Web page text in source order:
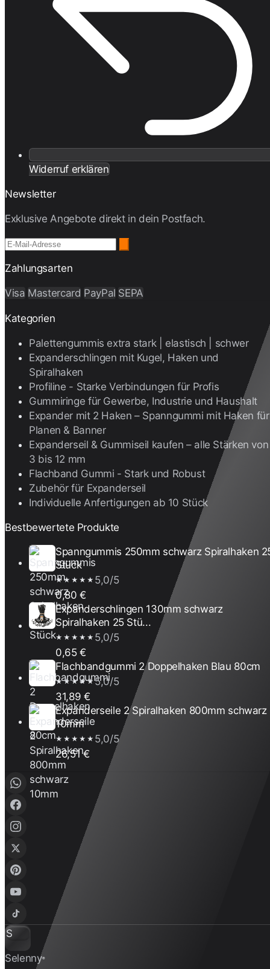
Widerruf erklären
Newsletter
Exklusive Angebote direkt in dein Postfach.
Zahlungsarten
Visa Mastercard PayPal SEPA
Kategorien
Palettengummis extra stark | elastisch | schwer
Expanderschlingen mit Kugel, Haken und
Spiralhaken
Profiline - Starke Verbindungen für Profis
Gummiringe für Gewerbe, Industrie und Haushalt
Expander mit 2 Haken – Spanngummi mit Haken für
Planen & Banner
Expanderseil & Gummiseil kaufen – alle Stärken von
3 bis 12 mm
Flachband Gummi - Stark und Robust
Zubehör für Expanderseil
Individuelle Anfertigungen ab 10 Stück
Bestbewertete Produkte
Spanngummis 250mm schwarz Spiralhaken
Stück
★★★★★ 5,0/5
0,80 €
Expanderschlingen 130mm schwarz
Spiralhaken 25 Stü...
★★★★★ 5,0/5
0,65 €
Flachbandgummi 2 Doppelhaken Blau 80cm
★★★★★5,0/5
31,89 €
Expanderseile 2 Spiralhaken 800mm schwarz
10mm
★★★★★ 5,0/5
26,51 €
S
Selenny®